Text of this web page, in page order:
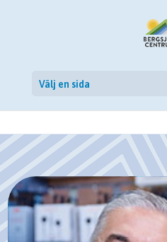
Välj en sida